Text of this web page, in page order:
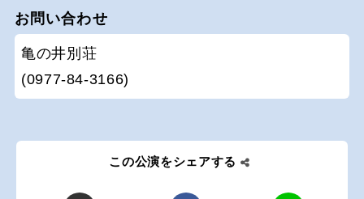
お問い合わせ
亀の井別荘
(0977-84-3166)
この公演をシェアする